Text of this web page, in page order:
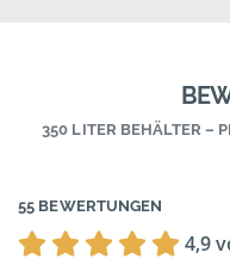
350 LITER BEHÄLTER –
55 BEWERTUNGEN
4,9